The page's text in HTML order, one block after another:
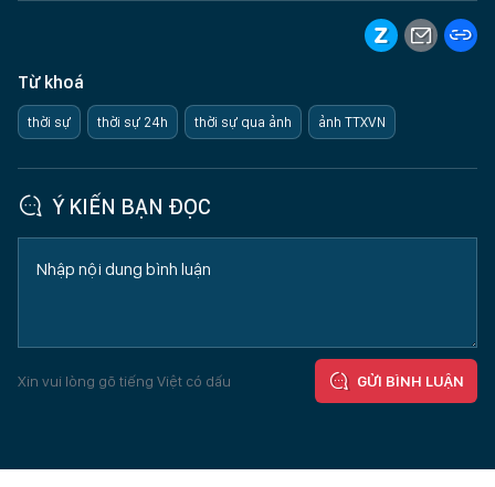
Từ khoá
thời sự thời sự 24h thời sự qua ảnh ảnh TTXVN
Ý KIẾN BẠN ĐỌC
Xin vui lòng gõ tiếng Việt có dấu GỬI BÌNH LUẬN